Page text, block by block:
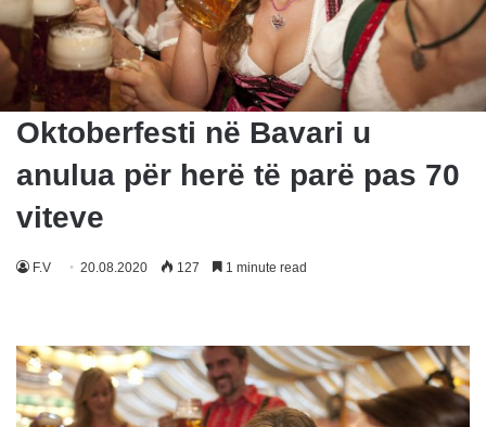
​Oktoberfesti në Bavari u
anulua për herë të parë pas 70
viteve
F.V 20.08.2020 127 1 minute read